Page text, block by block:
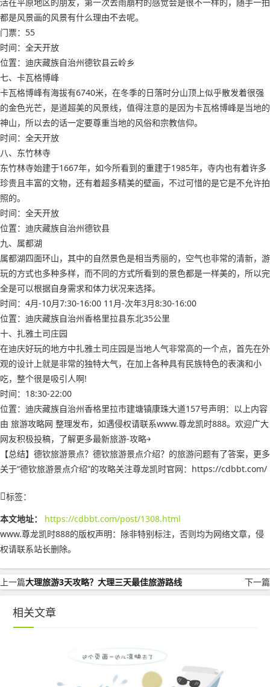
都是风景画的风景有什么理由不去呢。
门票：55
时间：全天开放
位置：迪庆藏族自治州德钦县云岭乡
七、卡瓦格博峰
卡瓦格博峰有海拔有6740米，在冬季的日落时分山顶上似乎散发着很强
的金色光芒，是道超美的风景线，值得注意的是因为卡瓦格博峰是当地的
神山，所以去的话一定要尊重当地的风俗和宗教信仰。
时间：全天开放
八、东竹林寺
东竹林寺始建于1667年，如今所看到的重建于1985年，寺内也有着许多
珍贵且丰富的文物，还有着超多精美的壁画，不过可惜的是它是不允许拍
照的。
时间：全天开放
位置：迪庆藏族自治州德钦县
九、属都湖
属都湖四面环山，其中的自然景色是相当秀丽的，空气也非常的清新，游
玩的方式也多种多样，而不同的方式所看到的景色都是一样美的，所以完
全是可以根据自身需求和体力状况来选择。
时间：4月-10月7:30-16:00 11月-次年3月8:30-16:00
位置：迪庆藏族自治州香格里拉县东北35公里
十、扎雅土司庄园
在迪庆好玩的地方中扎雅土司庄园是当地人气非常高的一个点，首先在外
观的设计上就是非常的独特大气，在加上各种具有民族特色的表演和小
吃，整个很是吸引人啊!
时间：18:30-22:00
位置：迪庆藏族自治州香格里拉市建塘镇康珠大道157号声明：以上内容
由 旅游攻略网 整理发布，如遇侵权请联系www.尊龙凯时888。欢迎广大
网友积极投稿，了解更多最新旅游-攻略￫
【总结】德钦旅游景点？德钦旅游景点介绍？的旅游问题有了答案，更多
关于“德钦旅游景点介绍”的攻略关注尊龙凯时官网：https://cdbbt.com/
标签：
本文地址：
https://cdbbt.com/post/1308.html
www.尊龙凯时888的版权声明： 除非特别标注，否则均为网络文章，侵
权请联系站长删除。
上一篇大理旅游3天攻略？大理三天最佳旅游路线 下一篇
相关文章